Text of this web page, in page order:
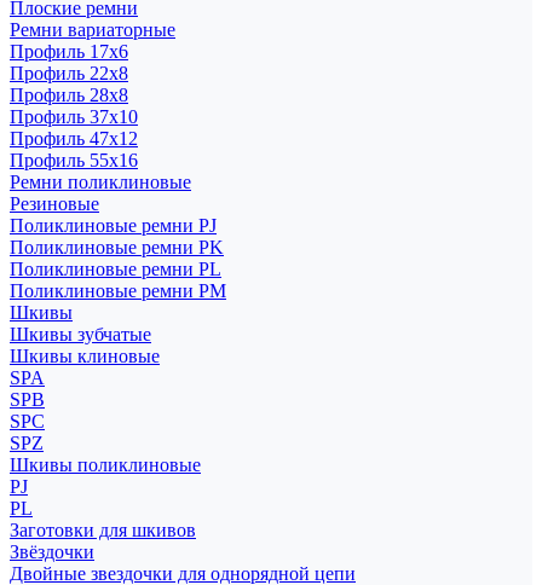
Плоские ремни
Ремни вариаторные
Профиль 17x6
Профиль 22x8
Профиль 28x8
Профиль 37x10
Профиль 47x12
Профиль 55x16
Ремни поликлиновые
Резиновые
Поликлиновые ремни PJ
Поликлиновые ремни PK
Поликлиновые ремни PL
Поликлиновые ремни PM
Шкивы
Шкивы зубчатые
Шкивы клиновые
SPA
SPB
SPC
SPZ
Шкивы поликлиновые
PJ
PL
Заготовки для шкивов
Звёздочки
Двойные звездочки для однорядной цепи